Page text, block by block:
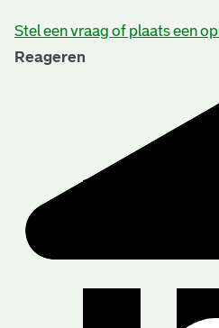
Stel een vraag of plaats een
Reageren